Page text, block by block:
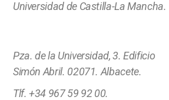
Universidad de Castilla-La Mancha.
Pza. de la Universidad, 3. Edificio
Simón Abril. 02071. Albacete.
Tlf. +34 967 59 92 00.